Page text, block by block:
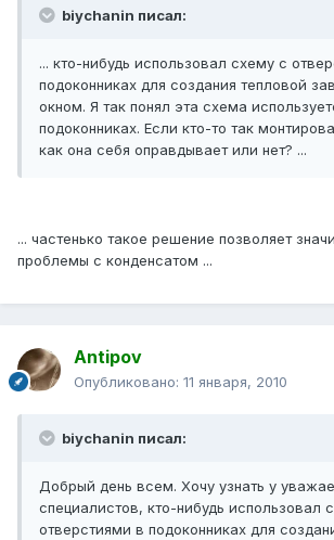
biychanin писал:
... кто-нибудь использовал схему с
подоконниках для создания тепловой
окном. Я так понял эта схема
подоконниках. Если кто-то так
как она себя оправдывает или нет? ...
... частенько такое решение позволяет
проблемы с конденсатом ...
Antipov
Опубликовано: 11 января, 2010
biychanin писал:
Добрый день всем. Хочу узнать у
специалистов, кто-нибудь использовал
отверстиями в подоконниках для